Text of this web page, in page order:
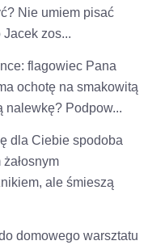
Nie umiem pisać
Jacek zos...
flagowiec Pana
ochotę na smakowitą
nalewkę? Podpow...
dla Ciebie spodoba
ale śmieszą
domowego warsztatu